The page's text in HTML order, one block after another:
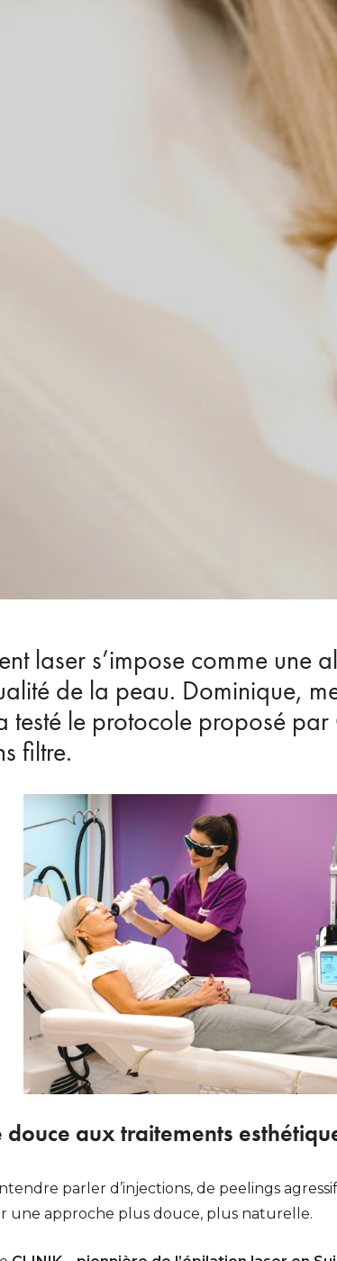
laser s’impose comme une
de la peau. Dominique,
testé le protocole proposé par
filtre.
aux traitements
parler d’injections, de peelings
une approche plus douce, plus naturelle.